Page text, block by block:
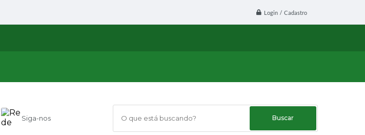
Login / Cadastro
Siga-nos O que está buscando?